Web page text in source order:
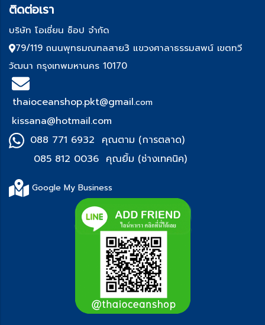
ติดต่อเรา
บริษัท โอเชี่ยน ช็อป จำกัด
79/119 ถนนพุทธมณฑลสาย3 แขวงศาลาธรรมสพน์ เขตทวี
วัฒนา กรุงเทพมหานคร 10170
thaioceanshop.pkt@gmail.com
kissana@hotmail.com
088 771 6932 คุณตาม (การตลาด)
085 812 0036 คุณยิ้ม (ช่างเทคนิค)
Google My Business